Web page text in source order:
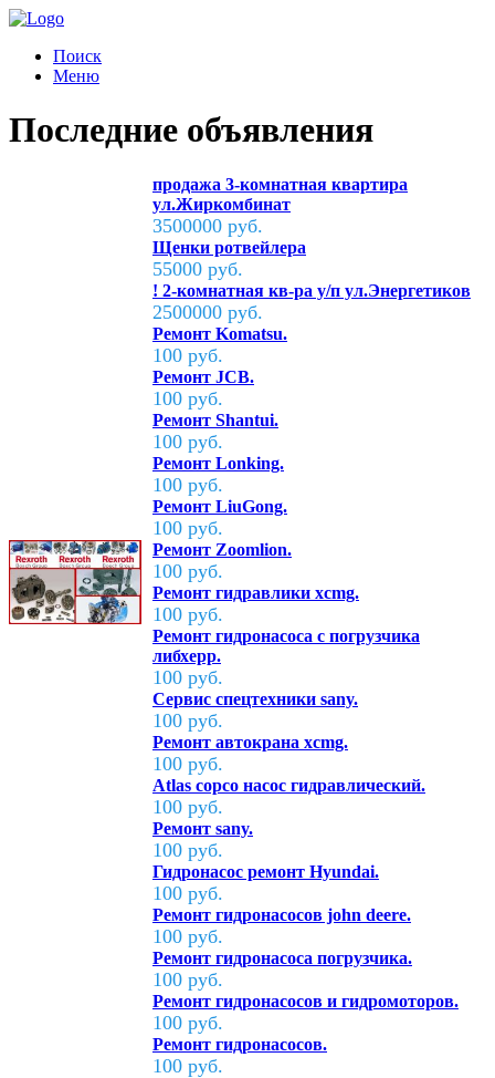
Поиск
Меню
Последние объявления
продажа 3-комнатная квартира
ул.Жиркомбинат
3500000 руб.
Щенки ротвейлера
55000 руб.
! 2-комнатная кв-ра у/п ул.Энергетиков
2500000 руб.
Ремонт Komatsu.
100 руб.
Ремонт JCB.
100 руб.
Ремонт Shantui.
100 руб.
Ремонт Lonking.
100 руб.
Ремонт LiuGong.
100 руб.
Ремонт Zoomlion.
100 руб.
Ремонт гидравлики xcmg.
100 руб.
Ремонт гидронасоса с погрузчика
либхерр.
100 руб.
Сервис спецтехники sany.
100 руб.
Ремонт автокрана xcmg.
100 руб.
Atlas copco насос гидравлический.
100 руб.
Ремонт sany.
100 руб.
Гидронасос ремонт Hyundai.
100 руб.
Ремонт гидронасосов john deere.
100 руб.
Ремонт гидронасоса погрузчика.
100 руб.
Ремонт гидронасосов и гидромоторов.
100 руб.
Ремонт гидронасосов.
100 руб.